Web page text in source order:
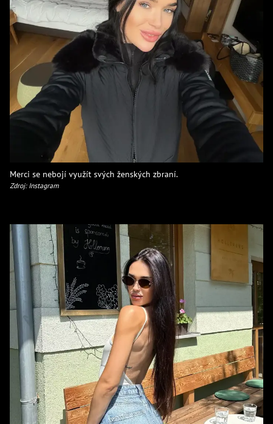
Merci se nebojí využít svých ženských zbraní.
Zdroj: Instagram